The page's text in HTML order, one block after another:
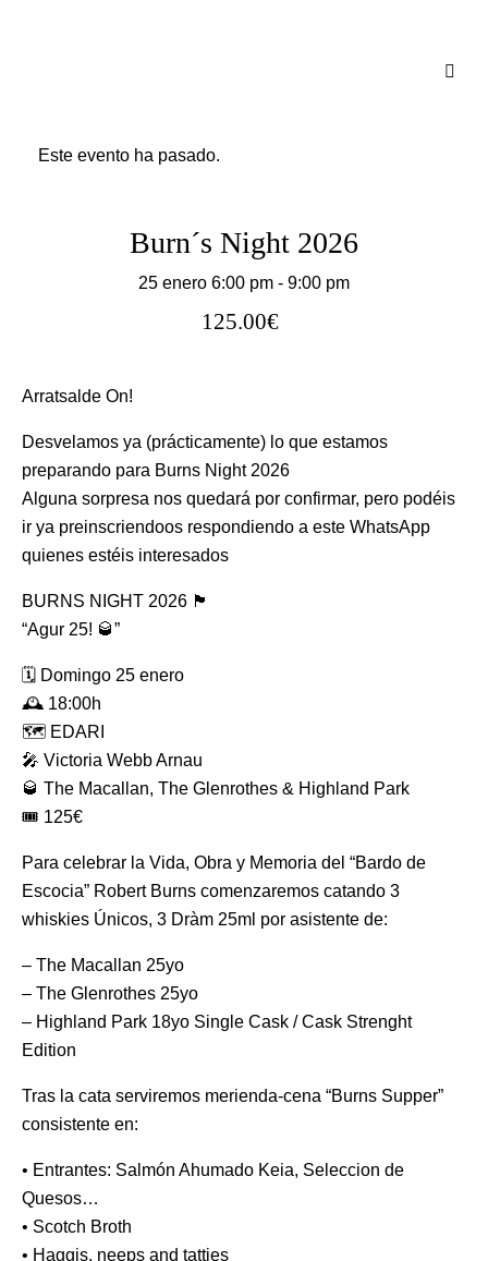
Este evento ha pasado.
Burn´s Night 2026
25 enero 6:00 pm - 9:00 pm
125.00€
Arratsalde On!
Desvelamos ya (prácticamente) lo que estamos
preparando para Burns Night 2026
Alguna sorpresa nos quedará por confirmar, pero podéis
ir ya preinscriendoos respondiendo a este WhatsApp
quienes estéis interesados
BURNS NIGHT 2026 🏴󠁧󠁢󠁳󠁣󠁴󠁿
“Agur 25! 🥃”
🗓️ Domingo 25 enero
🕰️ 18:00h
🗺️ EDARI
🎤 Victoria Webb Arnau
🥃 The Macallan, The Glenrothes & Highland Park
🎟️ 125€
Para celebrar la Vida, Obra y Memoria del “Bardo de
Escocia” Robert Burns comenzaremos catando 3
whiskies Únicos, 3 Dràm 25ml por asistente de:
– The Macallan 25yo
– ⁠The Glenrothes 25yo
– ⁠Highland Park 18yo Single Cask / Cask Strenght
Edition
Tras la cata serviremos merienda-cena “Burns Supper”
consistente en:
• Entrantes: Salmón Ahumado Keia, Seleccion de
Quesos…
• Scotch Broth
• Haggis, neeps and tatties